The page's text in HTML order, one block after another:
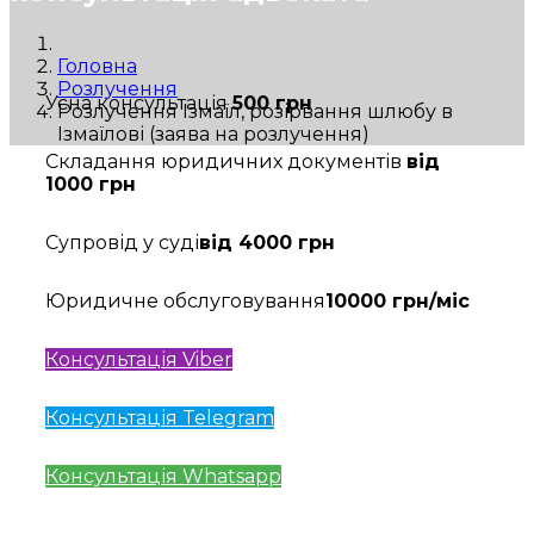
Головна
Розлучення
Розлучення Ізмаїл, розірвання шлюбу в
Ізмаїлові (заява на розлучення)
Усна консультація500 грн
Складання юридичних документів від
1000 грн
Супровід у судівід 4000 грн
Юридичне обслуговування10000 грн/міс
Консультація Viber
Консультація Telegram
Консультація Whatsapp